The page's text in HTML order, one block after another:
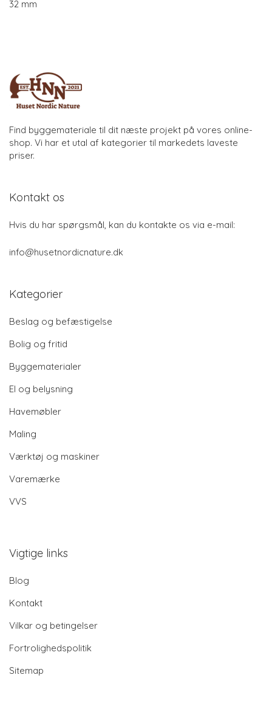
32 mm
Find byggemateriale til dit næste projekt på vores online-
shop. Vi har et utal af kategorier til markedets laveste
priser.
Kontakt os
Hvis du har spørgsmål, kan du kontakte os via e-mail:
info@husetnordicnature.dk
Kategorier
Beslag og befæstigelse
Bolig og fritid
Byggematerialer
El og belysning
Havemøbler
Maling
Værktøj og maskiner
Varemærke
VVS
Vigtige links
Blog
Kontakt
Vilkar og betingelser
Fortrolighedspolitik
Sitemap